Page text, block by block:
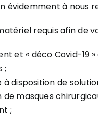
évidemment à nous
requis afin de
et « déco Covid-19
;
à disposition de
de masques
;